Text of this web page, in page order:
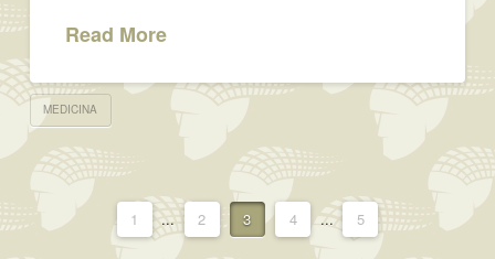
Read More
MEDICINA
1 ... 2 3 4 ... 5